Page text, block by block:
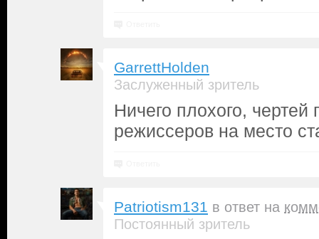
GarrettHolden
Заслуженный зритель
Ничего плохого,
режиссеров на место
Patriotism131 в ответ на
Постоянный зритель